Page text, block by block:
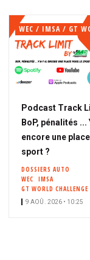
WEC / IMSA / GT
Podcast Track
BoP, pénalités ...
encore une
sport ?
DOSSIERS AUTO
WEC
IMSA
GT WORLD CHALLENGE
9 AOÛ. 2026 • 10:25